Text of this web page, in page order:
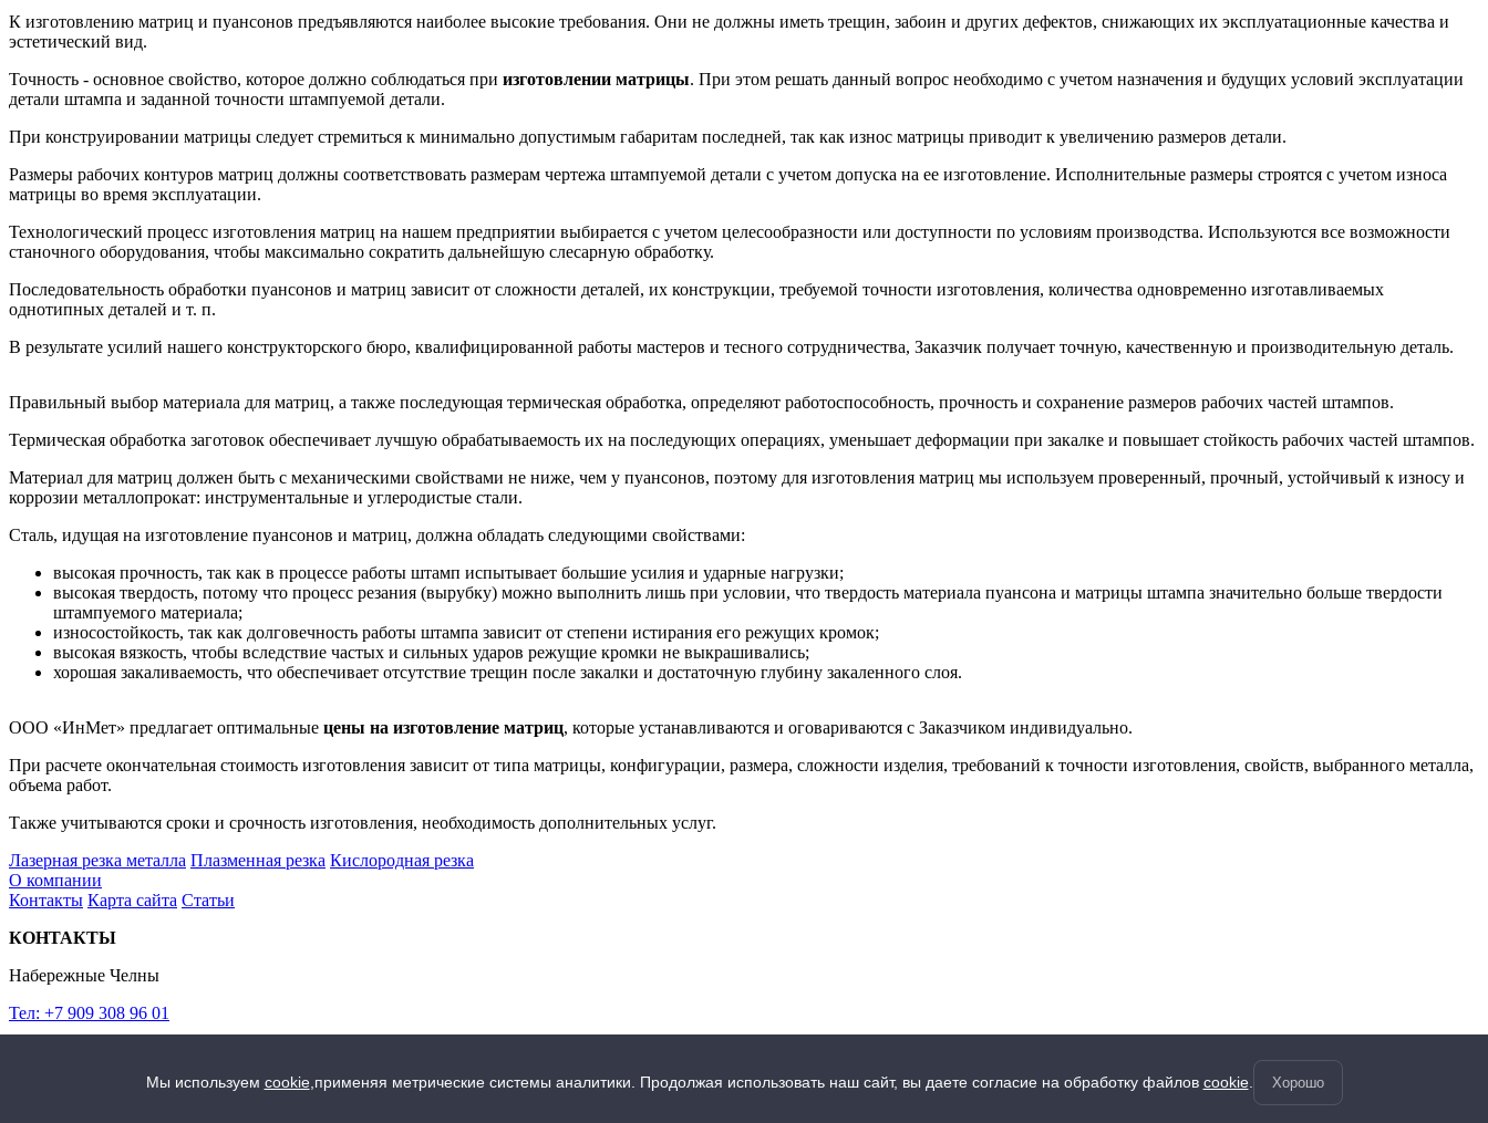
К изготовлению матриц и пуансонов предъявляются наиболее высокие требования. Они не должны иметь трещин, забоин и других дефектов, снижающих их эксплуатационные качества и
эстетический вид.
Точность - основное свойство, которое должно соблюдаться при изготовлении матрицы. При этом решать данный вопрос необходимо с учетом назначения и будущих условий эксплуатации
детали штампа и заданной точности штампуемой детали.
При конструировании матрицы следует стремиться к минимально допустимым габаритам последней, так как износ матрицы приводит к увеличению размеров детали.
Размеры рабочих контуров матриц должны соответствовать размерам чертежа штампуемой детали с учетом допуска на ее изготовление. Исполнительные размеры строятся с учетом износа
матрицы во время эксплуатации.
Технологический процесс изготовления матриц на нашем предприятии выбирается с учетом целесообразности или доступности по условиям производства. Используются все возможности
станочного оборудования, чтобы максимально сократить дальнейшую слесарную обработку.
Последовательность обработки пуансонов и матриц зависит от сложности деталей, их конструкции, требуемой точности изготовления, количества одновременно изготавливаемых
однотипных деталей и т. п.
В результате усилий нашего конструкторского бюро, квалифицированной работы мастеров и тесного сотрудничества, Заказчик получает точную, качественную и производительную деталь.
Правильный выбор материала для матриц, а также последующая термическая обработка, определяют работоспособность, прочность и сохранение размеров рабочих частей штампов.
Термическая обработка заготовок обеспечивает лучшую обрабатываемость их на последующих операциях, уменьшает деформации при закалке и повышает стойкость рабочих частей штампов.
Материал для матриц должен быть с механическими свойствами не ниже, чем у пуансонов, поэтому для изготовления матриц мы используем проверенный, прочный, устойчивый к износу и
коррозии металлопрокат: инструментальные и углеродистые стали.
Сталь, идущая на изготовление пуансонов и матриц, должна обладать следующими свойствами:
высокая прочность, так как в процессе работы штамп испытывает большие усилия и ударные нагрузки;
высокая твердость, потому что процесс резания (вырубку) можно выполнить лишь при условии, что твердость материала пуансона и матрицы штампа значительно больше твердости
штампуемого материала;
износостойкость, так как долговечность работы штампа зависит от степени истирания его режущих кромок;
высокая вязкость, чтобы вследствие частых и сильных ударов режущие кромки не выкрашивались;
хорошая закаливаемость, что обеспечивает отсутствие трещин после закалки и достаточную глубину закаленного слоя.
ООО «ИнМет» предлагает оптимальные цены на изготовление матриц, которые устанавливаются и оговариваются с Заказчиком индивидуально.
При расчете окончательная стоимость изготовления зависит от типа матрицы, конфигурации, размера, сложности изделия, требований к точности изготовления, свойств, выбранного металла,
объема работ.
Также учитываются сроки и срочность изготовления, необходимость дополнительных услуг.
Мы используем cookie, применяя метрические системы аналитики. Продолжая использовать наш сайт, вы даете согласие на обработку файлов cookie. Хорошо
Лазерная резка металла Плазменная резка Кислородная резка
О компании
Контакты Карта сайта Статьи
КОНТАКТЫ
Набережные Челны
Тел: +7 909 308 96 01